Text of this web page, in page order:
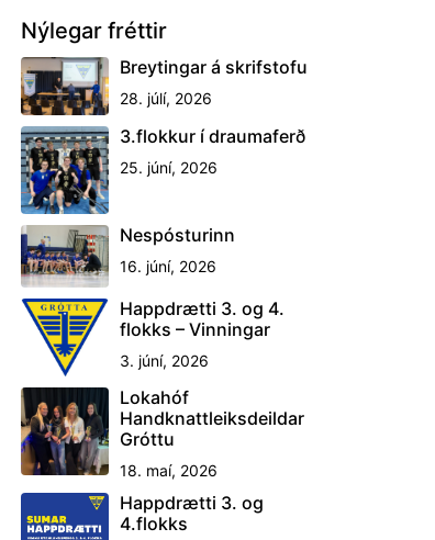
Nýlegar fréttir
Breytingar á skrifstofu
28. júlí, 2026
3.flokkur í draumaferð
25. júní, 2026
Nespósturinn
16. júní, 2026
Happdrætti 3. og 4.
flokks – Vinningar
3. júní, 2026
Lokahóf
Handknattleiksdeildar
Gróttu
18. maí, 2026
Happdrætti 3. og
4.flokks